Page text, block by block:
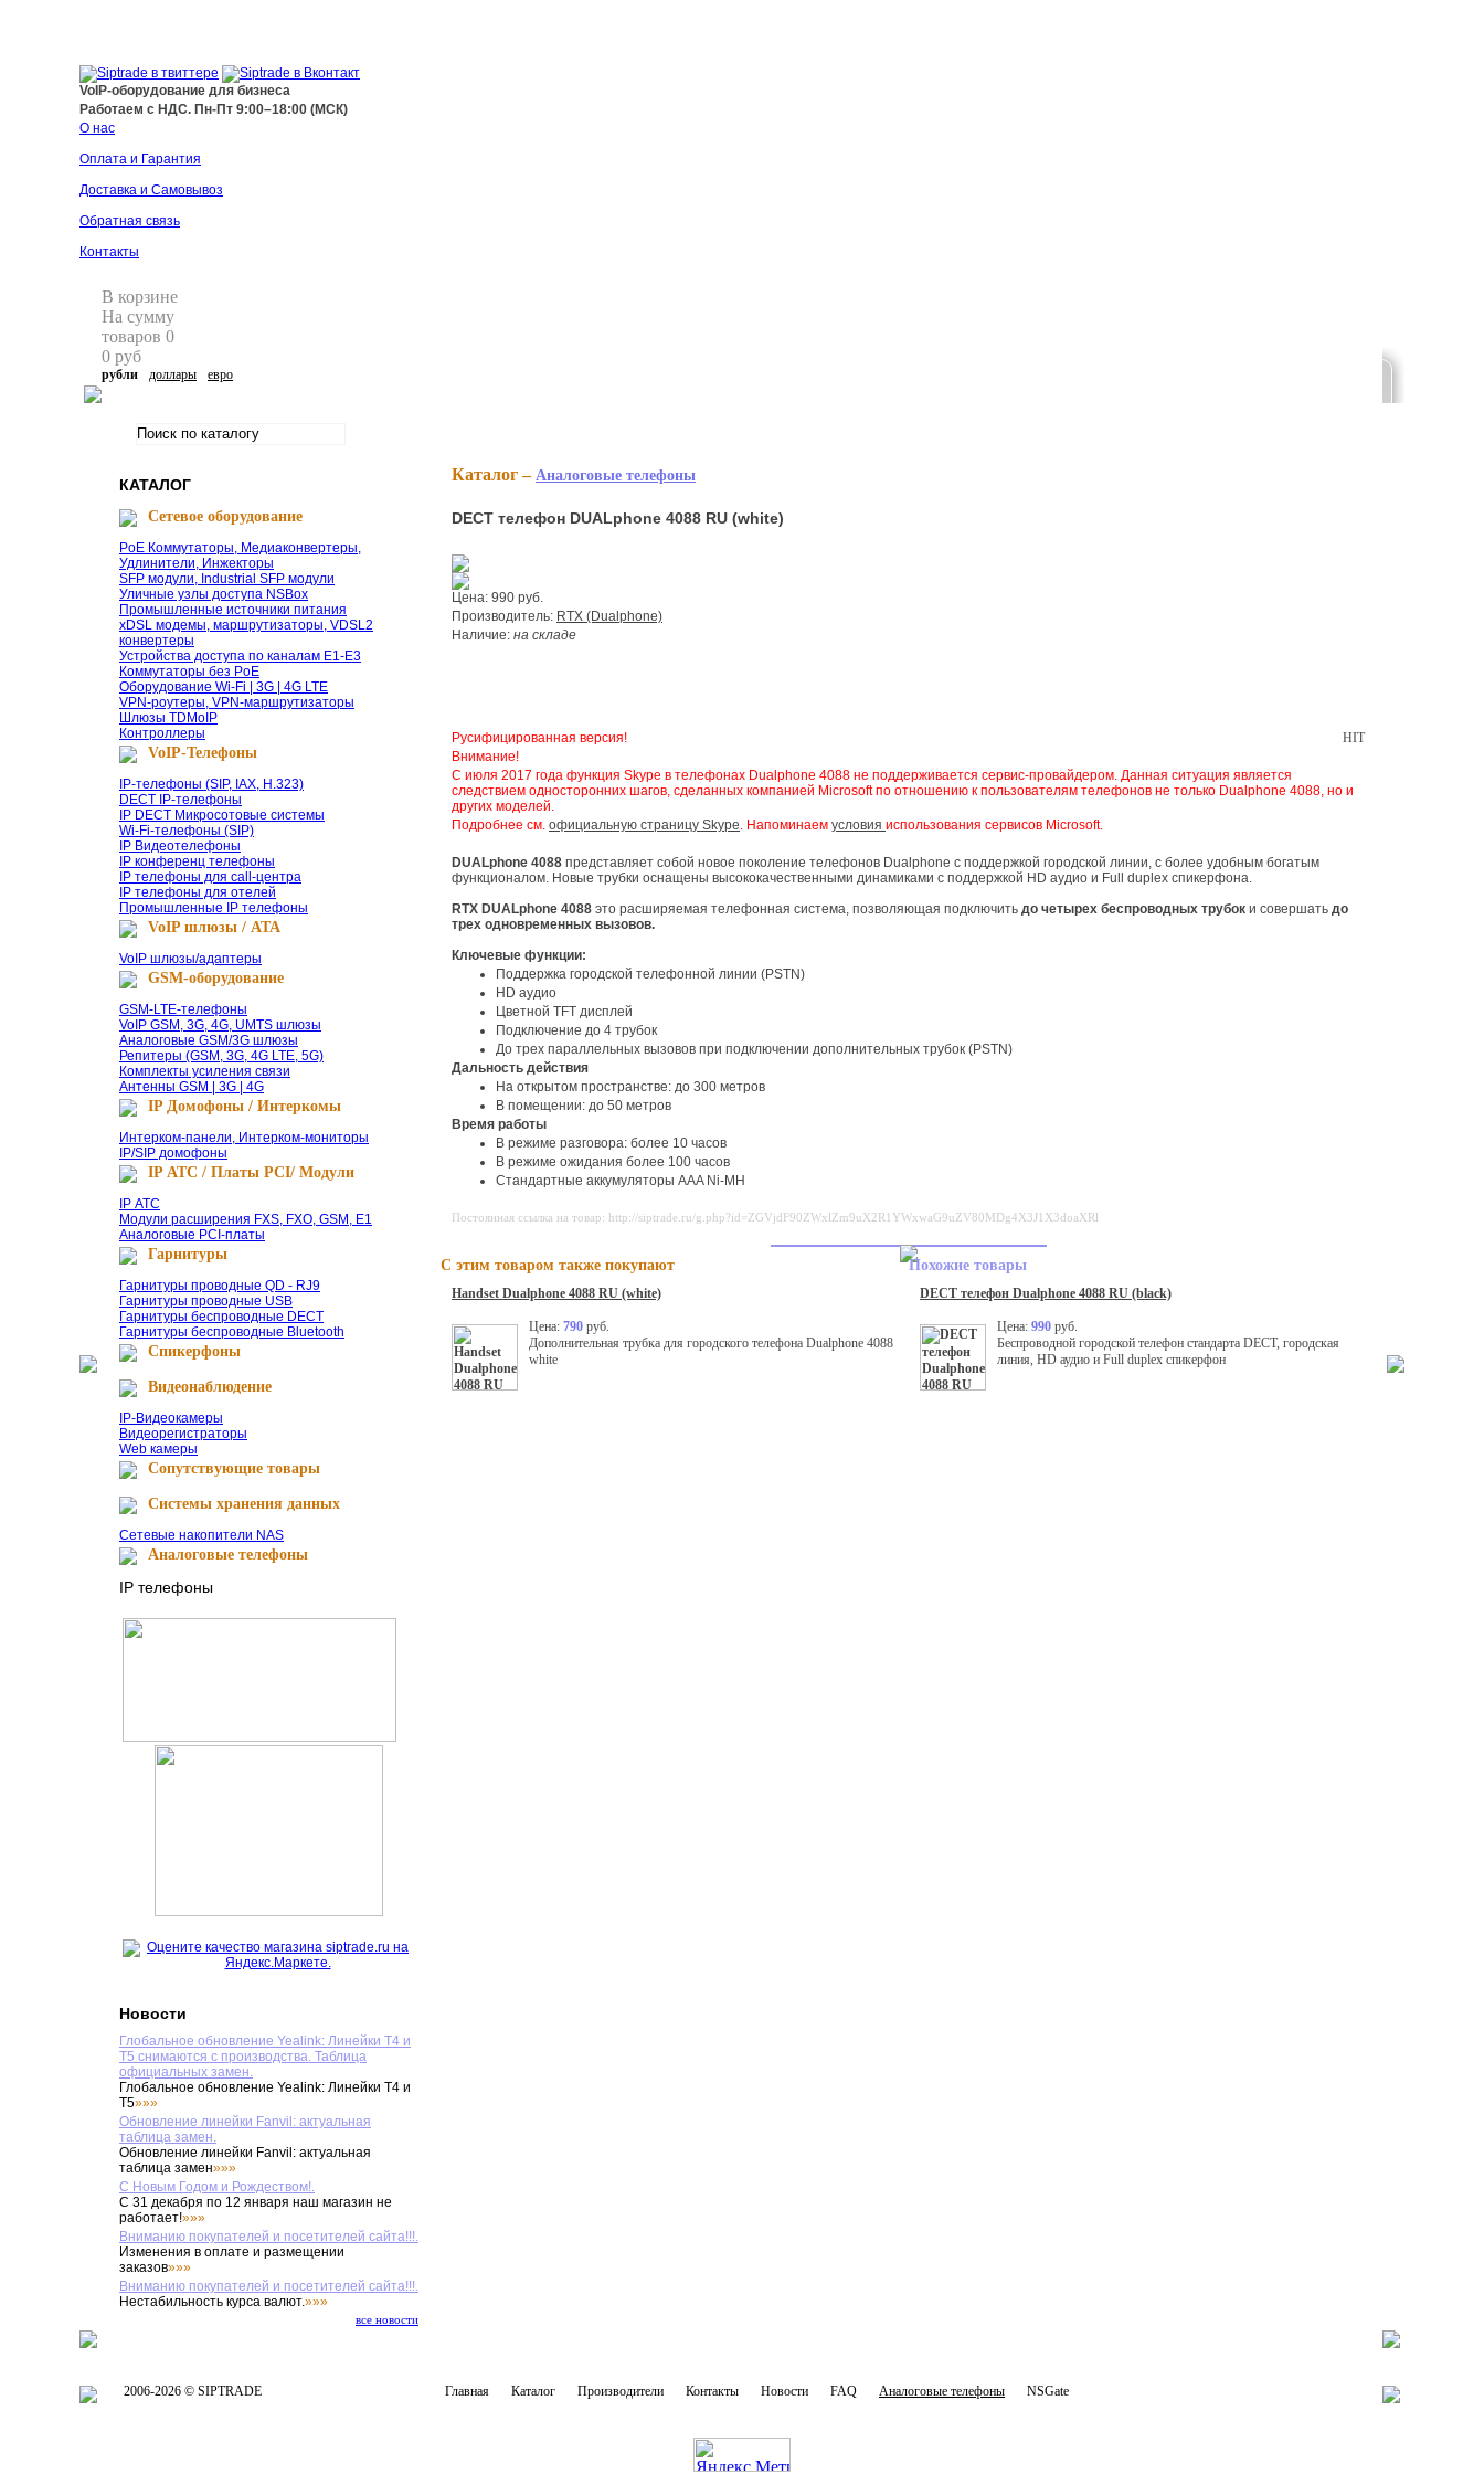
VoIP-оборудование для бизнеса
Работаем с НДС. Пн-Пт 9:00–18:00 (МСК)
О нас
Оплата и Гарантия
Доставка и Самовывоз
Обратная связь
Контакты
В корзине
На сумму
товаров 0
0 руб
рубли доллары евро
КАТАЛОГ
Сетевое оборудование
PoE Коммутаторы, Медиаконвертеры,
Удлинители, Инжекторы
SFP модули, Industrial SFP модули
Уличные узлы доступа NSBox
Промышленные источники питания
xDSL модемы, маршрутизаторы, VDSL2
конвертеры
Устройства доступа по каналам E1-E3
Коммутаторы без PoE
Оборудование Wi-Fi | 3G | 4G LTE
VPN-роутеры, VPN-маршрутизаторы
Шлюзы TDMoIP
Контроллеры
VoIP-Телефоны
IP-телефоны (SIP, IAX, H.323)
DECT IP-телефоны
IP DECT Микросотовые системы
Wi-Fi-телефоны (SIP)
IP Видеотелефоны
IP конференц телефоны
IP телефоны для call-центра
IP телефоны для отелей
Промышленные IP телефоны
VoIP шлюзы / ATA
VoIP шлюзы/адаптеры
GSM-оборудование
GSM-LTE-телефоны
VoIP GSM, 3G, 4G, UMTS шлюзы
Аналоговые GSM/3G шлюзы
Репитеры (GSM, 3G, 4G LTE, 5G)
Комплекты усиления связи
Антенны GSM | 3G | 4G
IP Домофоны / Интеркомы
Интерком-панели, Интерком-мониторы
IP/SIP домофоны
IP АТС / Платы PCI/ Модули
IP АТС
Модули расширения FXS, FXO, GSM, E1
Аналоговые PCI-платы
Гарнитуры
Гарнитуры проводные QD - RJ9
Гарнитуры проводные USB
Гарнитуры беспроводные DECT
Гарнитуры беспроводные Bluetooth
Спикерфоны
Видеонаблюдение
IP-Видеокамеры
Видеорегистраторы
Web камеры
Сопутствующие товары
Cистемы хранения данных
Сетевые накопители NAS
Аналоговые телефоны
IP телефоны
Новости
Глобальное обновление Yealink: Линейки T4 и
T5 снимаются с производства. Таблица
официальных замен.
Глобальное обновление Yealink: Линейки T4 и
T5»»»
Обновление линейки Fanvil: актуальная
таблица замен.
Обновление линейки Fanvil: актуальная
таблица замен»»»
С Новым Годом и Рождеством!.
С 31 декабря по 12 января наш магазин не
работает!»»»
Вниманию покупателей и посетителей сайта!!!.
Изменения в оплате и размещении
заказов»»»
Вниманию покупателей и посетителей сайта!!!.
Нестабильность курса валют.»»»
все новости
Каталог – Аналоговые телефоны
DECT телефон DUALphone 4088 RU (white)
Цена: 990 руб.
Производитель: RTX (Dualphone)
Наличие: на складе
HIT
Русифицированная версия!
Внимание!
С июля 2017 года функция Skype в телефонах Dualphone 4088 не поддерживается сервис-провайдером. Данная ситуация является
следствием односторонних шагов, сделанных компанией Microsoft по отношению к пользователям телефонов не только Dualphone 4088, но и
других моделей.
Подробнее см. официальную страницу Skype. Напоминаем условия использования сервисов Microsoft.
DUALphone 4088 представляет собой новое поколение телефонов Dualphone с поддержкой городской линии, с более удобным богатым
функционалом. Новые трубки оснащены высококачественными динамиками с поддержкой HD аудио и Full duplex спикерфона.
RTX DUALphone 4088 это расширяемая телефонная система, позволяющая подключить до четырех беспроводных трубок и совершать до
трех одновременных вызовов.
Ключевые функции:
Поддержка городской телефонной линии (PSTN)
HD аудио
Цветной TFT дисплей
Подключение до 4 трубок
До трех параллельных вызовов при подключении дополнительных трубок (PSTN)
Дальность действия
На открытом пространстве: до 300 метров
В помещении: до 50 метров
Время работы
В режиме разговора: более 10 часов
В режиме ожидания более 100 часов
Стандартные аккумуляторы AAA Ni-MH
Постоянная ссылка на товар: http://siptrade.ru/g.php?id=ZGVjdF90ZWxlZm9uX2R1YWxwaG9uZV80MDg4X3J1X3doaXRl
С этим товаром также покупают
Handset Dualphone 4088 RU (white)
Цена: 790 руб.
Дополнительная трубка для городского телефона Dualphone 4088
white
Похожие товары
DECT телефон Dualphone 4088 RU (black)
Цена: 990 руб.
Беспроводной городской телефон стандарта DECT, городская
линия, HD аудио и Full duplex спикерфон
2006-2026 © SIPTRADE Главная Каталог Производители Контакты Новости FAQ Аналоговые телефоны NSGate